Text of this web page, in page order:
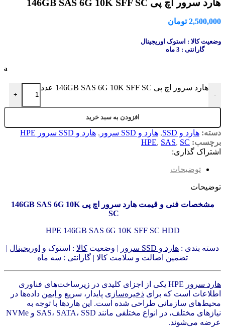
هارد سرور اچ پی 146GB SAS 6G 10K SFF SC
2,500,000 تومان
وضعیت کالا : استوک اوریجینال
گارانتی : 3 ماه
a
-
هارد سرور اچ پی 146GB SAS 6G 10K SFF SC عدد
+
افزودن به سبد خرید
دسته: هارد و SSD , هارد و SSD سرور , هارد و SSD سرور HPE
برچسب:
HPE, SAS, SC
اشتراک گذاری:
توضیحات
توضیحات
مشخصات فنی و قیمت هارد سرور اچ پی 146GB SAS 6G 10K
SC
HPE 146GB SAS 6G 10K SFF SC HDD
دسته بندی : هارد و SSD سرور | وضعیت کالا : استوک و اوریجینال |
تضمین اصالت و سلامت کالا | گارانتی : سه ماه
هارد سرور
HPE یکی از اجزای کلیدی در زیرساخت‌های فناوری
اطلاعات است که برای ذخیره‌سازی پایدار، سریع و ایمن داده‌ها در
محیط‌های سازمانی طراحی شده است. این هاردها با توجه به
نیازهای مختلف، در انواع مختلفی مانند SAS، SATA، SSD و NVMe
عرضه می‌شوند.